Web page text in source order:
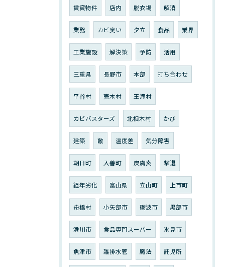
賃貸物件 店内 脱衣場 解消
業務 カビ臭い 夕立 食品 業界
工業施設 解決策 予防 活用
三重県 長野市 本部 打ち合わせ
平谷村 売木村 王滝村
カビバスターズ 北相木村 かび
建築 敵 温度差 気分障害
朝日町 入善町 皮膚炎 撃退
経年劣化 富山県 立山町 上市町
舟橋村 小矢部市 砺波市 黒部市
滑川市 食品専門スーパー 氷見市
魚津市 雑排水管 魔法 託児所